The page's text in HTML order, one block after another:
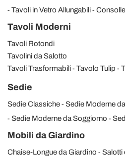
Tavoli in Vetro Allungabili
Tavoli Moderni
Tavoli Rotondi
Tavolini da Salotto
Tavoli Trasformabili
Tavolo Tulip
Sedie
Sedie Classiche
Sedie Moderne
Sedie Moderne da Soggiorno
Mobili da Giardino
Chaise-Longue da Giardino
Salotti